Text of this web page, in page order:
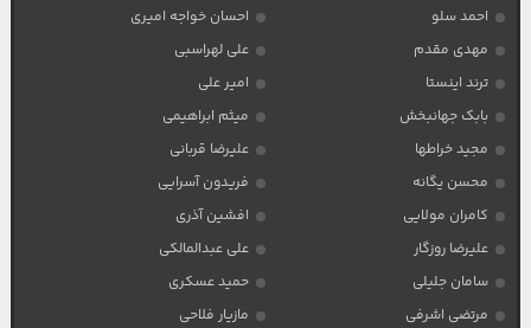
احمد سلو
احسان خواجه امیری
مهدی مقدم
علی لهراسبی
ترند اینستا
امیر علی
بابک جهانبخش
میثم ابراهیمی
مجید خراطها
علیرضا قربانی
محسن یگانه
فریدون آسرایی
کامران مولایی
افشین آذری
علیرضا روزگار
علی عبدالمالکی
سامان جلیلی
حمید عسکری
مرتضی اشرفی
مازیار فلاحی